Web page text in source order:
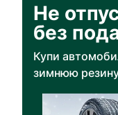
Не
без
Купи
зимнюю